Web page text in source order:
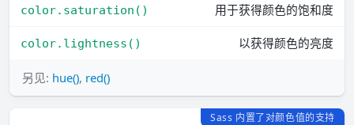
color.saturation() 用于获得颜色的饱和度
color.lightness() 以获得颜色的亮度
另见: hue(), red()
Sass 内置了对颜色值的支持